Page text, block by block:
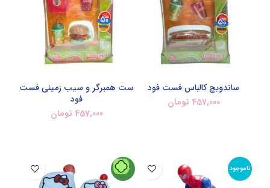
ساندویچ کالباس فست فود
457,000 تومان
ست همبرگر و سیب زمینی فست
فود
457,000 تومان
ناموجود جدید